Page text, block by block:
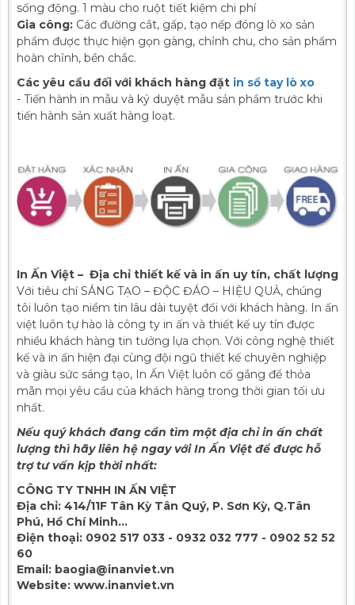
sống động. 1 màu cho ruột tiết kiệm chi phí
Gia công: Các đường cắt, gấp, tạo nếp đóng lò xo sản
phẩm được thực hiện gọn gàng, chỉnh chu, cho sản phẩm
hoàn chỉnh, bền chắc.
Các yêu cầu đối với khách hàng đặt in sổ tay lò xo
- Tiến hành in mẫu và ký duyệt mẫu sản phẩm trước khi
tiến hành sản xuất hàng loạt.
In Ấn Việt – Địa chỉ thiết kế và in ấn uy tín, chất lượng
Với tiêu chí SÁNG TẠO – ĐỘC ĐÁO – HIỆU QUẢ, chúng
tôi luôn tạo niềm tin lâu dài tuyệt đối với khách hàng. In ấn
việt luôn tự hào là công ty in ấn và thiết kế uy tín được
nhiều khách hàng tin tưởng lựa chọn. Với công nghệ thiết
kế và in ấn hiện đại cùng đội ngũ thiết kế chuyên nghiệp
và giàu sức sáng tạo, In Ấn Việt luôn cố gắng để thỏa
mãn mọi yêu cầu của khách hàng trong thời gian tối ưu
nhất.
Nếu quý khách đang cần tìm một địa chỉ in ấn chất
lượng thì hãy liên hệ ngay với In Ấn Việt để được hỗ
trợ tư vấn kịp thời nhất:
CÔNG TY TNHH IN ẤN VIỆT
Địa chỉ: 414/11F Tân Kỳ Tân Quý, P. Sơn Kỳ, Q.Tân
Phú, Hồ Chí Minh...
Điện thoại: 0902 517 033 - 0932 032 777 - 0902 52 52
60
Email: baogia@inanviet.vn
Website: www.inanviet.vn